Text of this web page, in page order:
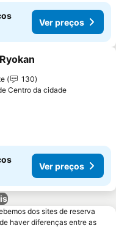
Ver preços
aos favoritos
130
Centro da cidade
Ver preços
dos sites de reserva
haver diferenças entre as